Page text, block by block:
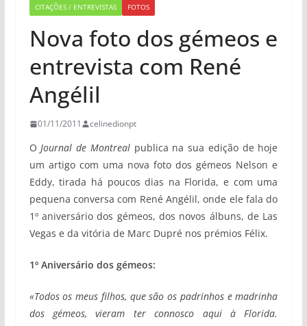
CITAÇÕES / ENTREVISTAS FOTOS
Nova foto dos gémeos e
entrevista com René
Angélil
01/11/2011 celinedionpt
OJournal de Montrealpublica na sua edição de hoje
um artigo com uma nova foto dos gémeos Nelson e
Eddy, tirada há poucos dias na Florida, e com uma
pequena conversa com René Angélil, onde ele fala do
1º aniversário dos gémeos, dos novos álbuns, de Las
Vegas e da vitória de Marc Dupré nos prémios Félix.
1º Aniversário dos gémeos:
«Todos os meus filhos, que são os padrinhos e madrinha
dos gémeos, vieram ter connosco aqui à Florida.